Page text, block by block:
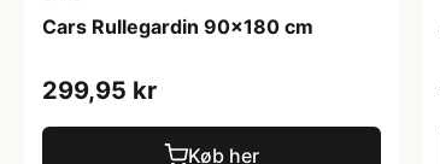
Cars Rullegardin 90x180 cm
299,95 kr
Køb her